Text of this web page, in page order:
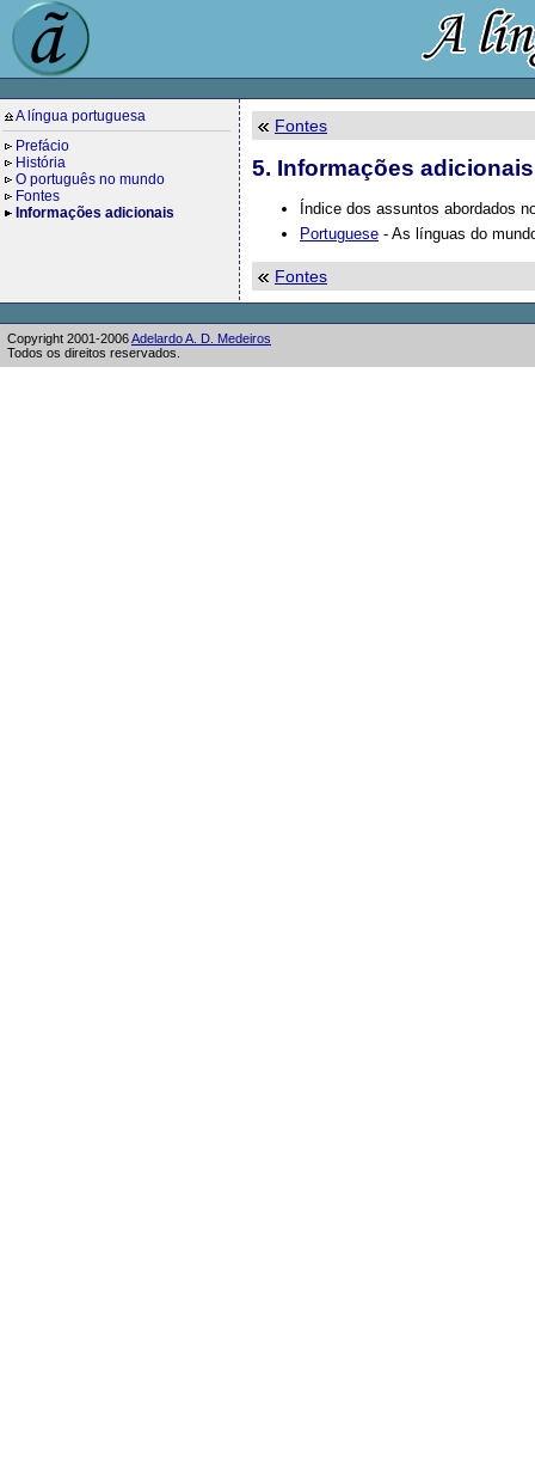
A língua portuguesa
Prefácio
História
O português no mundo
Fontes
Informações adicionais
Fontes
5. Informações adicionais
Índice dos assuntos abordados
Portuguese - As línguas do
Fontes
Copyright 2001-2006Adelardo A. D. Medeiros
Todos os direitos reservados.